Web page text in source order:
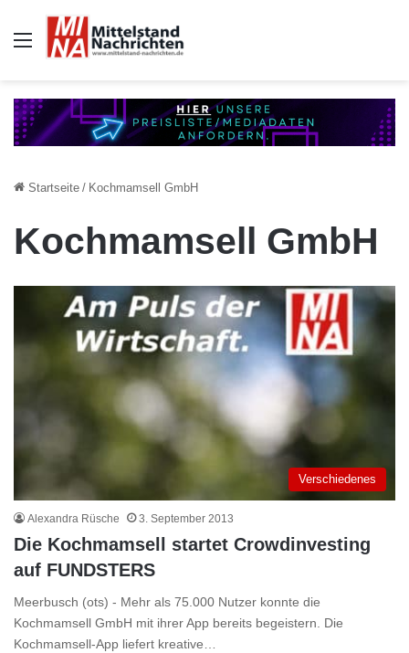
Auswahl
Startseite / Kochmamsell GmbH
Kochmamsell GmbH
Verschiedenes
Alexandra Rüsche 3. September 2013
Die Kochmamsell startet Crowdinvesting
auf FUNDSTERS
Meerbusch (ots) - Mehr als 75.000 Nutzer konnte die
Kochmamsell GmbH mit ihrer App bereits begeistern. Die
Kochmamsell-App liefert kreative…